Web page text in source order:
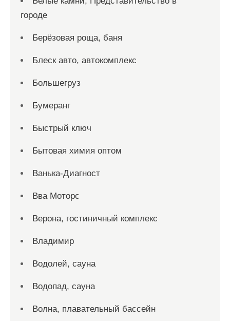
городе
Берёзовая роща, баня
Блеск авто, автокомплекс
Большегруз
Бумеранг
Быстрый ключ
Бытовая химия оптом
Ванька-Диагност
Вва Моторс
Верона, гостиничный комплекс
Владимир
Водолей, сауна
Водопад, сауна
Волна, плавательный бассейн